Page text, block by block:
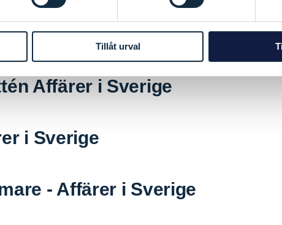
Tillåt urval
i Sverige
Affärer i Sverige
i Sverige
- Affärer i Sverige